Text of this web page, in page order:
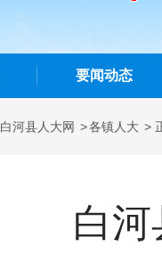
要闻动态
白河县人大网 >各镇人大 >
白河